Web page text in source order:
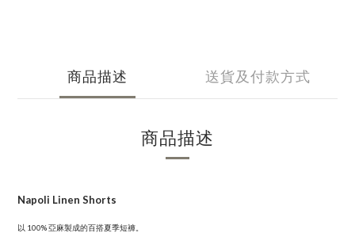
商品描述 送貨及付款方式
商品描述
Napoli Linen Shorts
以 100% 亞麻製成的百搭夏季短褲。